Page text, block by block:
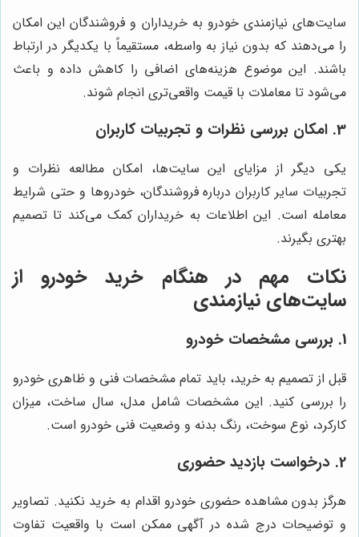
سایت‌های نیازمندی خودرو به خریداران و فروشندگان این امکان
را می‌دهند که بدون نیاز به واسطه، مستقیماً با یکدیگر در ارتباط
باشند. این موضوع هزینه‌های اضافی را کاهش داده و باعث
می‌شود تا معاملات با قیمت واقعی‌تری انجام شوند.
3. امکان بررسی نظرات و تجربیات کاربران
یکی دیگر از مزایای این سایت‌ها، امکان مطالعه نظرات و
تجربیات سایر کاربران درباره فروشندگان، خودروها و حتی شرایط
معامله است. این اطلاعات به خریداران کمک می‌کند تا تصمیم
بهتری بگیرند.
نکات مهم در هنگام خرید خودرو از
سایت‌های نیازمندی
1. بررسی مشخصات خودرو
قبل از تصمیم به خرید، باید تمام مشخصات فنی و ظاهری خودرو
را بررسی کنید. این مشخصات شامل مدل، سال ساخت، میزان
کارکرد، نوع سوخت، رنگ بدنه و وضعیت فنی خودرو است.
2. درخواست بازدید حضوری
هرگز بدون مشاهده حضوری خودرو اقدام به خرید نکنید. تصاویر
و توضیحات درج شده در آگهی ممکن است با واقعیت تفاوت